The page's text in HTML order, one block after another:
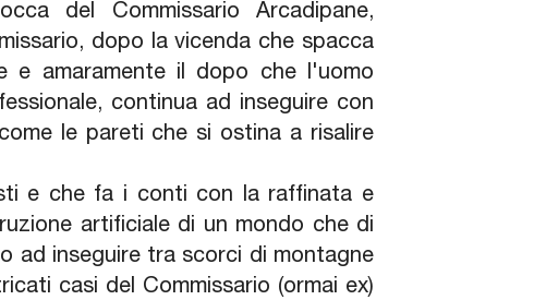
del Commissario Arcadipane,
dopo la vicenda che spacca
e amaramente il dopo che l'uomo
continua ad inseguire con
le pareti che si ostina a risalire
e che fa i conti con la raffinata e
artificiale di un mondo che di
ad inseguire tra scorci di montagne
casi del Commissario (ormai ex)